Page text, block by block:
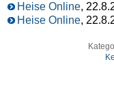
Heise Online,
Heise Online,